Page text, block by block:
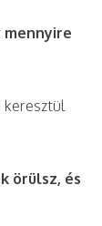
keresztül
örülsz, és